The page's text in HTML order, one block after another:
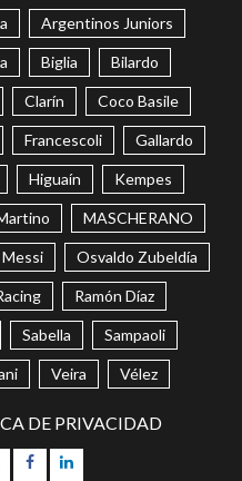
Argentinos Juniors
Biglia Bilardo
Clarín Coco Basile
Francescoli Gallardo
Higuaín Kempes
MASCHERANO
Messi Osvaldo Zubeldía
Ramón Díaz
Sabella Sampaoli
Veira Vélez
DE PRIVACIDAD
Facebook
LinkedIn